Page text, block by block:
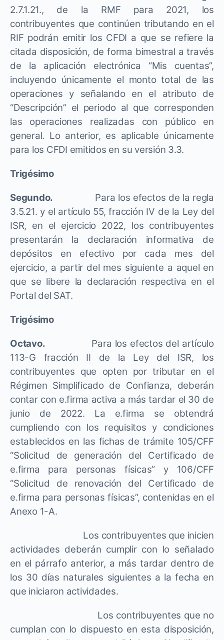
2.7.1.21., de la RMF para 2021, los
contribuyentes que continúen tributando en el
RIF podrán emitir los CFDI a que se refiere la
citada disposición, de forma bimestral a través
de la aplicación electrónica “Mis cuentas”,
incluyendo únicamente el monto total de las
operaciones y señalando en el atributo de
“Descripción” el periodo al que corresponden
las operaciones realizadas con público en
general. Lo anterior, es aplicable únicamente
para los CFDI emitidos en su versión 3.3.
Trigésimo
Segundo. Para los efectos de la regla
3.5.21. y el artículo 55, fracción IV de la Ley del
ISR, en el ejercicio 2022, los contribuyentes
presentarán la declaración informativa de
depósitos en efectivo por cada mes del
ejercicio, a partir del mes siguiente a aquel en
que se libere la declaración respectiva en el
Portal del SAT.
Trigésimo
Octavo. Para los efectos del artículo
113-G fracción II de la Ley del ISR, los
contribuyentes que opten por tributar en el
Régimen Simplificado de Confianza, deberán
contar con e.firma activa a más tardar el 30 de
junio de 2022. La e.firma se obtendrá
cumpliendo con los requisitos y condiciones
establecidos en las fichas de trámite 105/CFF
“Solicitud de generación del Certificado de
e.firma para personas físicas” y 106/CFF
“Solicitud de renovación del Certificado de
e.firma para personas físicas”, contenidas en el
Anexo 1-A.
Los contribuyentes que inicien
actividades deberán cumplir con lo señalado
en el párrafo anterior, a más tardar dentro de
los 30 días naturales siguientes a la fecha en
que iniciaron actividades.
Los contribuyentes que no
cumplan con lo dispuesto en esta disposición,